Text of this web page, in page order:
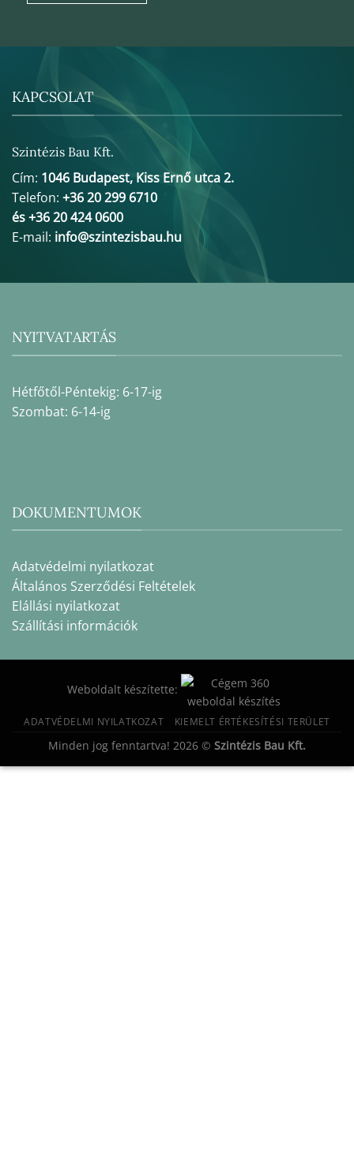
KAPCSOLAT
Szintézis Bau Kft.
Cím: 1046 Budapest, Kiss Ernő utca 2.
Telefon: +36 20 299 6710
és +36 20 424 0600
E-mail: info@szintezisbau.hu
NYITVATARTÁS
Hétfőtől-Péntekig: 6-17-ig
Szombat: 6-14-ig
DOKUMENTUMOK
Adatvédelmi nyilatkozat
Általános Szerződési Feltételek
Elállási nyilatkozat
Szállítási információk
Weboldalt készítette:
ADATVÉDELMI NYILATKOZAT KIEMELT ÉRTÉKESÍTÉSI TERÜLET
Minden jog fenntartva! 2026 © Szintézis Bau Kft.